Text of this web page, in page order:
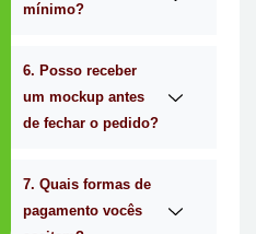
mínimo?
6. Posso receber
um mockup antes
de fechar o pedido?
7. Quais formas de
pagamento vocês